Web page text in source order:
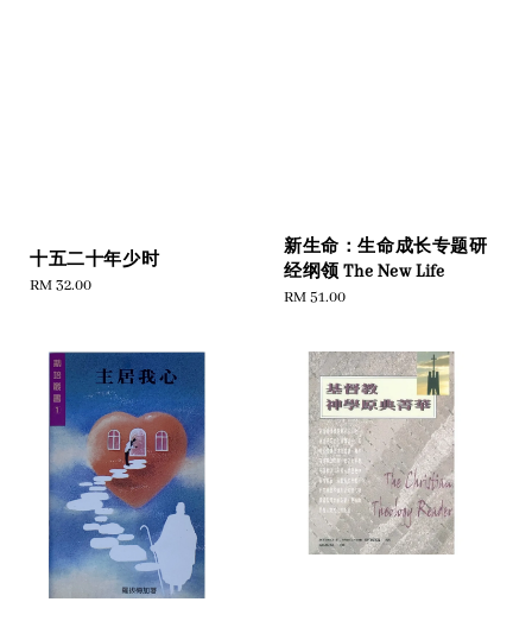
十五二十年少时
Regular
RM 32.00
新生命：生命成长专题研
经纲领 The New Life
Regular
RM 51.00